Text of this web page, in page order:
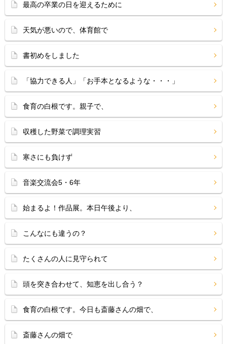
最高の卒業の日を迎えるために
天気が悪いので、体育館で
書初めをしました
「協力できる人」「お手本となるような・・・」
食育の白根です。親子で、
収穫した野菜で調理実習
寒さにも負けず
音楽交流会5・6年
始まるよ！作品展。本日午後より、
こんなにも違うの？
たくさんの人に見守られて
頭を突き合わせて、知恵を出し合う？
食育の白根です。今日も斎藤さんの畑で、
斎藤さんの畑で